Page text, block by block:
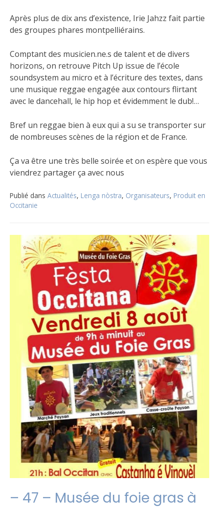
Après plus de dix ans d’existence, Irie Jahzz fait partie
des groupes phares montpelliérains.
Comptant des musicien.ne.s de talent et de divers
horizons, on retrouve Pitch Up issue de l’école
soundsystem au micro et à l’écriture des textes, dans
une musique reggae engagée aux contours flirtant
avec le dancehall, le hip hop et évidemment le dub!…
Bref un reggae bien à eux qui a su se transporter sur
de nombreuses scènes de la région et de France.
Ça va être une très belle soirée et on espère que vous
viendrez partager ça avec nous
Publié dans Actualités, Lenga nòstra, Organisateurs, Produit en
Occitanie
– 47 – Musée du foie gras à